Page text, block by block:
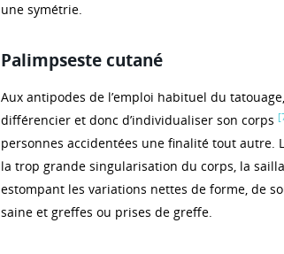
une symétrie.
Palimpseste cutané
Aux antipodes de l’emploi habituel du
différencier et donc d’individualiser son corps
personnes accidentées une finalité tout autre.
la trop grande singularisation du corps, la
estompant les variations nettes de forme, de
saine et greffes ou prises de greffe.